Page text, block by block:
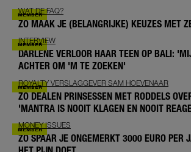
WAT DE FAQ?
ZO MAAK JE (BELANGRIJKE) KEUZES MET
INTERVIEW
DARLENE VERLOOR HAAR TEEN OP BALI:
ACHTER OM 'M TE ZOEKEN'
ROYALTY VERSLAGGEVER SAM HOEVENAAR
ZO DEALEN PRINSESSEN MET RODDELS
'MANTRA IS NOOIT KLAGEN EN NOOIT
MONEY ISSUES
ZO SPAAR JE ONGEMERKT 3000 EURO PER